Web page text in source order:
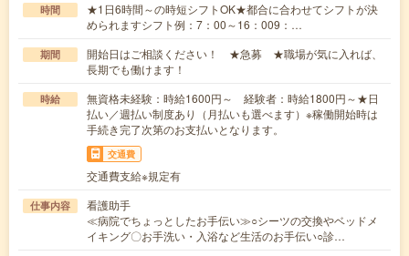
時間
★1日6時間～の時短シフトOK★都合に合わせてシフトが決
められますシフト例：7：00～16：009：…
期間
開始日はご相談ください！ ★急募 ★職場が気に入れば、
長期でも働けます！
時給
無資格未経験：時給1600円～ 経験者：時給1800円～★日
払い／週払い制度あり（月払いも選べます）※稼働開始時は
手続き完了次第のお支払いとなります。
交通費
交通費支給※規定有
仕事内容
看護助手
≪病院でちょっとしたお手伝い≫○シーツの交換やベッドメ
イキング〇お手洗い・入浴など生活のお手伝い○診…